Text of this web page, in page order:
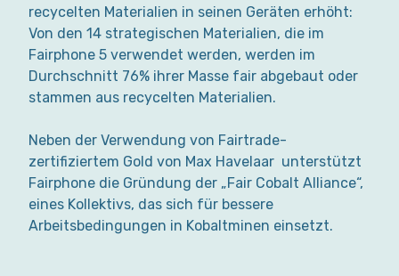
recycelten Materialien in seinen Geräten erhöht:
Von den 14 strategischen Materialien, die im
Fairphone 5 verwendet werden, werden im
Durchschnitt 76% ihrer Masse fair abgebaut oder
stammen aus recycelten Materialien.
Neben der Verwendung von Fairtrade-
zertifiziertem Gold von Max Havelaar unterstützt
Fairphone die Gründung der „Fair Cobalt Alliance“,
eines Kollektivs, das sich für bessere
Arbeitsbedingungen in Kobaltminen einsetzt.